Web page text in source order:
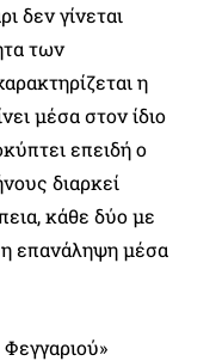
δεν γίνεται
των
η
μέσα στον ίδιο
επειδή ο
διαρκεί
κάθε δύο με
η επανάληψη μέσα